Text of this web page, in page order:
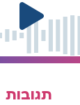
תגובות